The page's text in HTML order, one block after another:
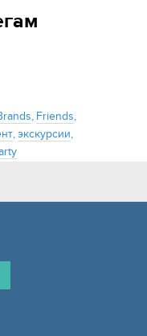
, Friends,
,экскурсии,